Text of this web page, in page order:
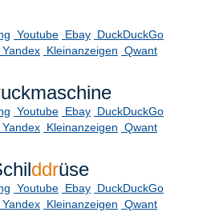
Youtube Ebay DuckDuckGo
Yandex Kleinanzeigen Qwant
uckmaschine
Youtube Ebay DuckDuckGo
Yandex Kleinanzeigen Qwant
ddrüse
Youtube Ebay DuckDuckGo
Yandex Kleinanzeigen Qwant